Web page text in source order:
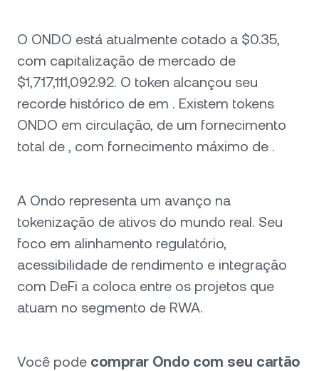
O ONDO está atualmente cotado a $0.35,
com capitalização de mercado de
$1,717,111,092.92. O token alcançou seu
recorde histórico de em . Existem tokens
ONDO em circulação, de um fornecimento
total de , com fornecimento máximo de .
A Ondo representa um avanço na
tokenização de ativos do mundo real. Seu
foco em alinhamento regulatório,
acessibilidade de rendimento e integração
com DeFi a coloca entre os projetos que
atuam no segmento de RWA.
Você pode comprar Ondo com seu cartão